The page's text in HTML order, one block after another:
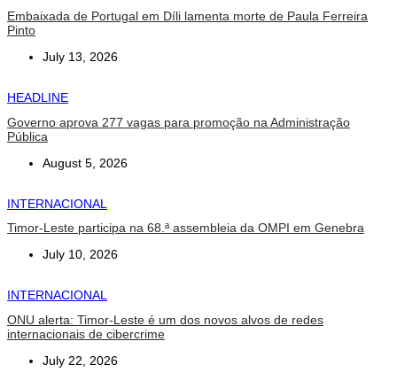
Embaixada de Portugal em Díli lamenta morte de Paula Ferreira
Pinto
July 13, 2026
HEADLINE
Governo aprova 277 vagas para promoção na Administração
Pública
August 5, 2026
INTERNACIONAL
Timor-Leste participa na 68.ª assembleia da OMPI em Genebra
July 10, 2026
INTERNACIONAL
ONU alerta: Timor-Leste é um dos novos alvos de redes
internacionais de cibercrime
July 22, 2026